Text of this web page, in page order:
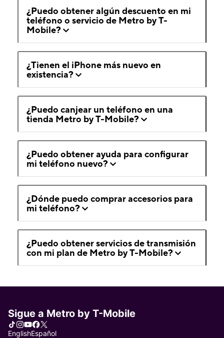
¿Puedo obtener algún descuento en mi
teléfono o servicio de Metro by T-
Mobile?
¿Tienen el iPhone más nuevo en
existencia?
¿Puedo canjear un teléfono en una
tienda Metro by T-Mobile?
¿Puedo obtener ayuda para configurar
mi teléfono nuevo?
¿Dónde puedo comprar accesorios para
mi teléfono?
¿Puedo obtener servicios de transmisión
con mi plan de Metro by T-Mobile?